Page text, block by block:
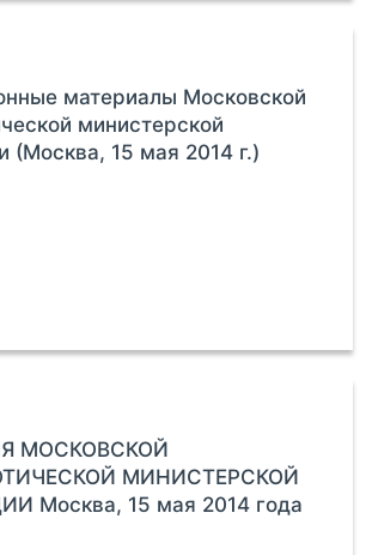
материалы Московской
министерской
(Москва, 15 мая 2014 г.)
МОСКОВСКОЙ
МИНИСТЕРСКОЙ
Москва, 15 мая 2014 года